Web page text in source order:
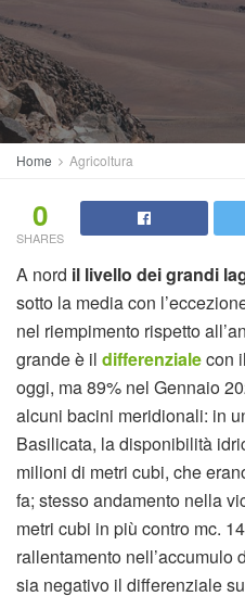
Home Agricoltura
0
SHARES
A nord il livello dei grandi
sotto la media con
nel riempimento rispetto
grande è il differenzialecon
oggi, ma 89% nel Gennaio
alcuni bacini meridionali: in
Basilicata, la disponibilità
milioni di metri cubi, che
fa; stesso andamento nella
metri cubi in più contro mc.
rallentamento nell’accumulo
sia negativo il differenziale